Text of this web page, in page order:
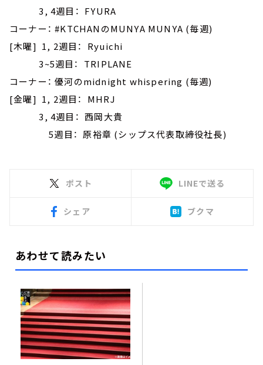
3, 4週目： FYURA
コーナー： #KTCHANのMUNYA MUNYA (毎週)
[木曜] 1, 2週目： Ryuichi
3~5週目： TRIPLANE
コーナー： 優河のmidnight whispering (毎週)
[金曜] 1, 2週目： MHRJ
3, 4週目： 西岡大貴
5週目： 原裕章 (シップス代表取締役社長)
ポスト LINEで送る
シェア ブクマ
あわせて読みたい